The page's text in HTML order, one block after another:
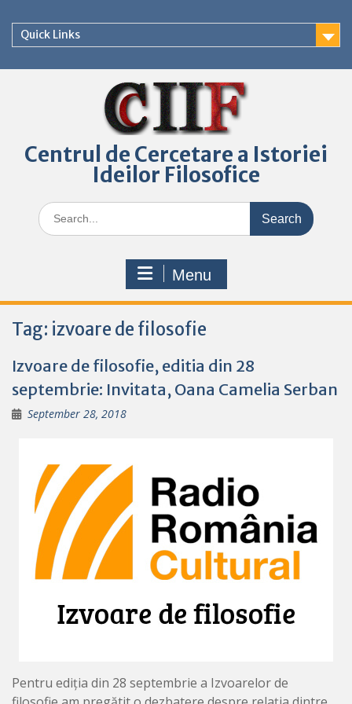
contentQuick Links
Centrul de Cercetare a Istoriei
Ideilor Filosofice
Search
for:
Menu
Tag: izvoare de filosofie
Izvoare de filosofie, editia din 28
septembrie: Invitata, Oana Camelia Serban
September 28, 2018
Pentru ediția din 28 septembrie a Izvoarelor de